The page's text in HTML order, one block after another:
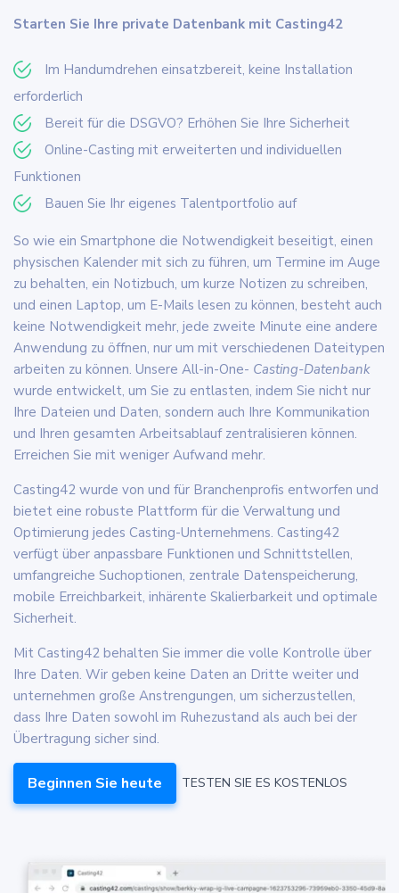
Starten Sie Ihre private Datenbank mit Casting42
Im Handumdrehen einsatzbereit, keine Installation
erforderlich
Bereit für die DSGVO? Erhöhen Sie Ihre Sicherheit
Online-Casting mit erweiterten und individuellen
Funktionen
Bauen Sie Ihr eigenes Talentportfolio auf
So wie ein Smartphone die Notwendigkeit beseitigt, einen
physischen Kalender mit sich zu führen, um Termine im Auge
zu behalten, ein Notizbuch, um kurze Notizen zu schreiben,
und einen Laptop, um E-Mails lesen zu können, besteht auch
keine Notwendigkeit mehr, jede zweite Minute eine andere
Anwendung zu öffnen, nur um mit verschiedenen Dateitypen
arbeiten zu können. Unsere All-in-One- Casting-Datenbank
wurde entwickelt, um Sie zu entlasten, indem Sie nicht nur
Ihre Dateien und Daten, sondern auch Ihre Kommunikation
und Ihren gesamten Arbeitsablauf zentralisieren können.
Erreichen Sie mit weniger Aufwand mehr.
Casting42 wurde von und für Branchenprofis entworfen und
bietet eine robuste Plattform für die Verwaltung und
Optimierung jedes Casting-Unternehmens. Casting42
verfügt über anpassbare Funktionen und Schnittstellen,
umfangreiche Suchoptionen, zentrale Datenspeicherung,
mobile Erreichbarkeit, inhärente Skalierbarkeit und optimale
Sicherheit.
Mit Casting42 behalten Sie immer die volle Kontrolle über
Ihre Daten. Wir geben keine Daten an Dritte weiter und
unternehmen große Anstrengungen, um sicherzustellen,
dass Ihre Daten sowohl im Ruhezustand als auch bei der
Übertragung sicher sind.
Beginnen Sie heute TESTEN SIE ES KOSTENLOS